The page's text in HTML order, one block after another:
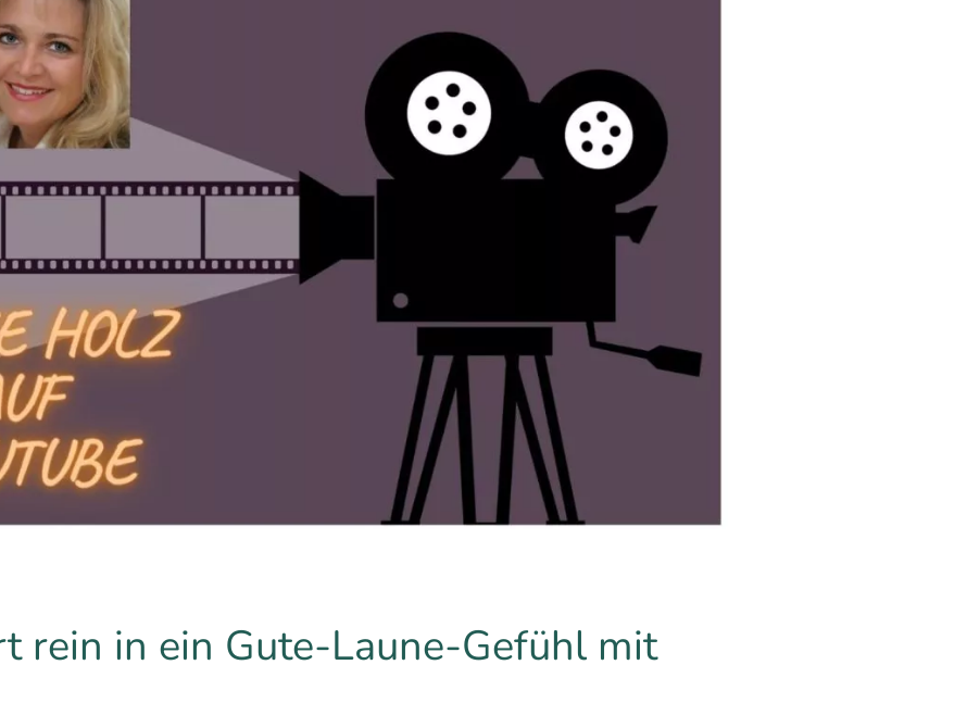
rein in ein Gute-Laune-Gefühl mit